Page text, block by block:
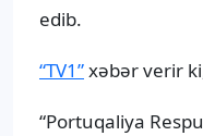
edib.
“TV1”xəbər verir
“Portuqaliya